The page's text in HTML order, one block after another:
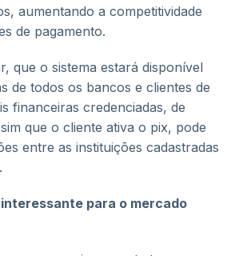
aumentando a competitividade
de pagamento.
que o sistema estará disponível
de todos os bancos e clientes de
financeiras credenciadas, de
que o cliente ativa o pix, pode
entre as instituições cadastradas
para o mercado